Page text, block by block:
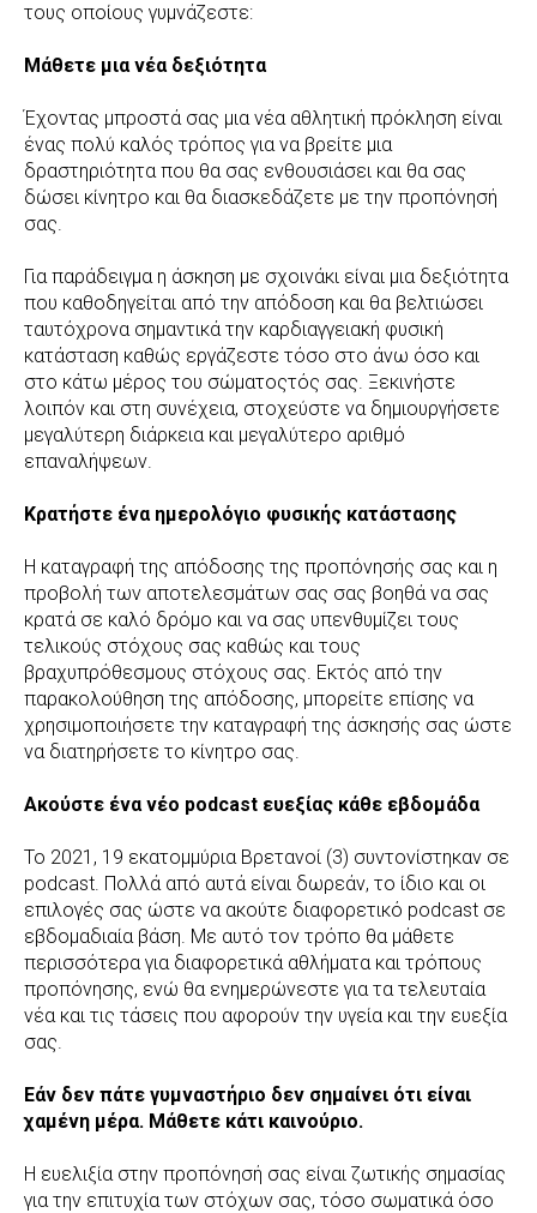
τους οποίους γυμνάζεστε:
Μάθετε μια νέα δεξιότητα
Έχοντας μπροστά σας μια νέα αθλητική πρόκληση είναι
ένας πολύ καλός τρόπος για να βρείτε μια
δραστηριότητα που θα σας ενθουσιάσει και θα σας
δώσει κίνητρο και θα διασκεδάζετε με την προπόνησή
σας.
Για παράδειγμα η άσκηση με σχοινάκι είναι μια δεξιότητα
που καθοδηγείται από την απόδοση και θα βελτιώσει
ταυτόχρονα σημαντικά την καρδιαγγειακή φυσική
κατάσταση καθώς εργάζεστε τόσο στο άνω όσο και
στο κάτω μέρος του σώματοςτός σας. Ξεκινήστε
λοιπόν και στη συνέχεια, στοχεύστε να δημιουργήσετε
μεγαλύτερη διάρκεια και μεγαλύτερο αριθμό
επαναλήψεων.
Κρατήστε ένα ημερολόγιο φυσικής κατάστασης
Η καταγραφή της απόδοσης της προπόνησής σας και η
προβολή των αποτελεσμάτων σας σας βοηθά να σας
κρατά σε καλό δρόμο και να σας υπενθυμίζει τους
τελικούς στόχους σας καθώς και τους
βραχυπρόθεσμους στόχους σας. Εκτός από την
παρακολούθηση της απόδοσης, μπορείτε επίσης να
χρησιμοποιήσετε την καταγραφή της άσκησής σας ώστε
να διατηρήσετε το κίνητρο σας.
Ακούστε ένα νέο podcast ευεξίας κάθε εβδομάδα
Το 2021, 19 εκατομμύρια Βρετανοί (3) συντονίστηκαν σε
podcast. Πολλά από αυτά είναι δωρεάν, το ίδιο και οι
επιλογές σας ώστε να ακούτε διαφορετικό podcast σε
εβδομαδιαία βάση. Με αυτό τον τρόπο θα μάθετε
περισσότερα για διαφορετικά αθλήματα και τρόπους
προπόνησης, ενώ θα ενημερώνεστε για τα τελευταία
νέα και τις τάσεις που αφορούν την υγεία και την ευεξία
σας.
Εάν δεν πάτε γυμναστήριο δεν σημαίνει ότι είναι
χαμένη μέρα. Μάθετε κάτι καινούριο.
Η ευελιξία στην προπόνησή σας είναι ζωτικής σημασίας
για την επιτυχία των στόχων σας, τόσο σωματικά όσο